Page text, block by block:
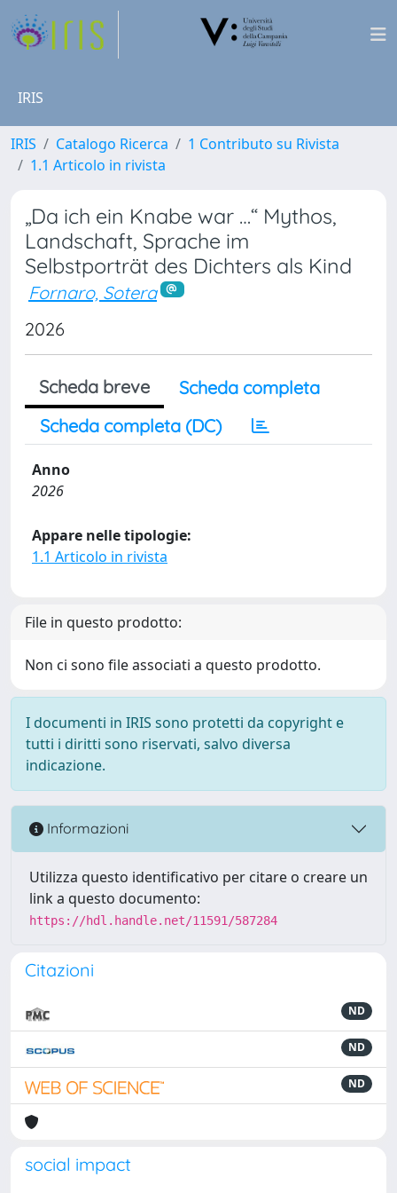
IRIS
IRIS Catalogo Ricerca
1 Contributo su Rivista
1.1 Articolo in rivista
„Da ich ein Knabe war …“ Mythos,
Landschaft, Sprache im
Selbstporträt des Dichters als Kind
Fornaro, Sotera
2026
Scheda breve
Scheda completa
Scheda completa (DC)
Anno
2026
Appare nelle tipologie:
1.1 Articolo in rivista
File in questo prodotto:
Non ci sono file associati a questo prodotto.
I documenti in IRIS sono protetti da copyright e
tutti i diritti sono riservati, salvo diversa
indicazione.
Informazioni
Utilizza questo identificativo per citare o creare un
link a questo documento:
https://hdl.handle.net/11591/587284
Citazioni
ND
ND
ND
social impact